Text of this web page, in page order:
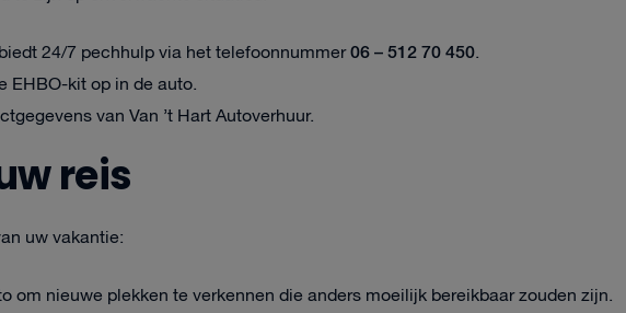
24/7 pechhulp via het telefoonnummer06 – 512 70 450.
EHBO-kit op in de auto.
van Van ’t Hart Autoverhuur.
reis
uw vakantie:
om nieuwe plekken te verkennen die anders moeilijk bereikbaar zouden zijn.